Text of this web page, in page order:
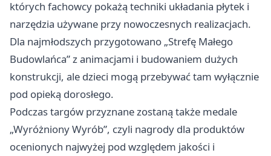
których fachowcy pokażą techniki układania płytek i
narzędzia używane przy nowoczesnych realizacjach.
Dla najmłodszych przygotowano „Strefę Małego
Budowlańca” z animacjami i budowaniem dużych
konstrukcji, ale dzieci mogą przebywać tam wyłącznie
pod opieką dorosłego.
Podczas targów przyznane zostaną także medale
„Wyróżniony Wyrób”, czyli nagrody dla produktów
ocenionych najwyżej pod względem jakości i